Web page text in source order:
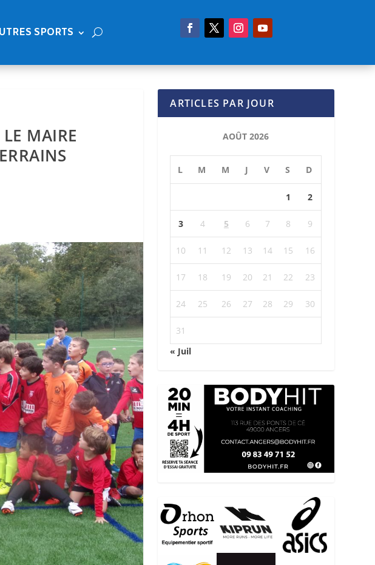
SPORTS
MAIRE
ARTICLES PAR JOUR
AOÛT 2026
L M M J V S D
1 2
3 4 5 6 7 8 9
10 11 12 13 14 15 16
17 18 19 20 21 22 23
24 25 26 27 28 29 30
31
« Juil